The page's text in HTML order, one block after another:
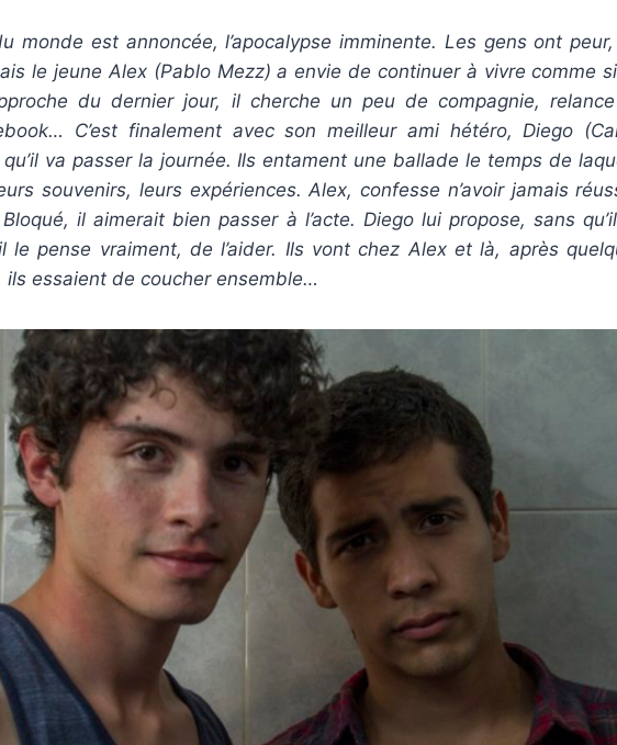
monde est annoncée, l’apocalypse imminente. Les gens ont
le jeune Alex (Pablo Mezz) a envie de continuer à vivre comme
du dernier jour, il cherche un peu de compagnie,
C’est finalement avec son meilleur ami hétéro, Diego
va passer la journée. Ils entament une ballade le temps de
souvenirs, leurs expériences. Alex, confesse n’avoir jamais
il aimerait bien passer à l’acte. Diego lui propose, sans
le pense vraiment, de l’aider. Ils vont chez Alex et là, après
ils essaient de coucher ensemble…